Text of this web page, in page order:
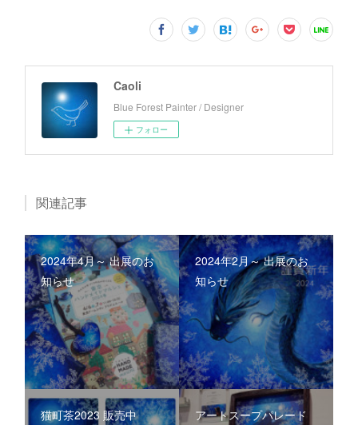
Caoli
Blue Forest Painter / Designer
フォロー
関連記事
2024年4月～ 出展のお
知らせ
2024年2月～ 出展のお
知らせ
猫町茶2023 販売中
アートスープパレード